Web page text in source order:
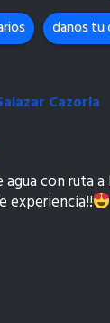
danos tu
Cazorla
con ruta a
experiencia!!